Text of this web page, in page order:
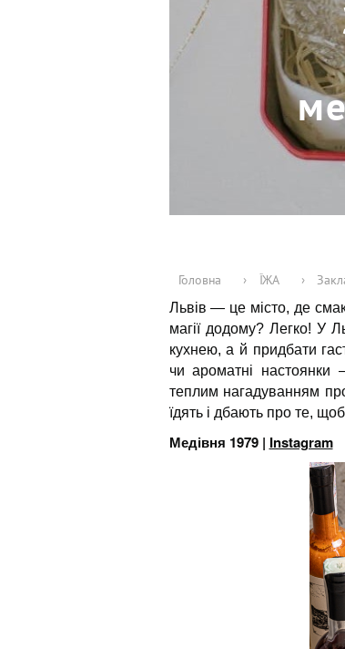
Головна › ЇЖА ›
Львів — це місто, де
магії додому? Легко! У
кухнею, а й придбати
чи ароматні
теплим нагадуванням
їдять і дбають про те,
Медівня 1979 | Instagram